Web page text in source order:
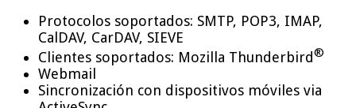
Protocolos soportados: SMTP, POP3, IMAP,
CalDAV, CarDAV, SIEVE
Clientes soportados: Mozilla Thunderbird®
Webmail
Sincronización con dispositivos móviles via